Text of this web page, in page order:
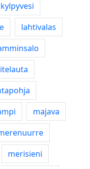
kylpyvesi
lahtivalas
majava
merisieni